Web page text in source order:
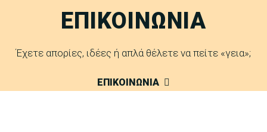
ΕΠΙΚΟΙΝΩΝΙΑ
Έχετε απορίες, ιδέες ή απλά θέλετε να πείτε «γεια»;
ΕΠΙΚΟΙΝΩΝΙΑ